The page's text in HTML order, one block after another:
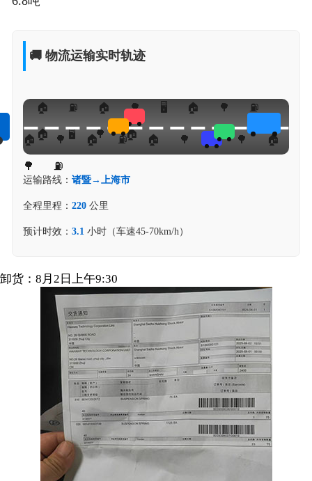
🚚 物流运输实时轨迹
运输路线： 诸暨→上海市
全程里程： 220公里
预计时效： 3.1 小时（车速45-70km/h）
卸货：8月2日上午9:30